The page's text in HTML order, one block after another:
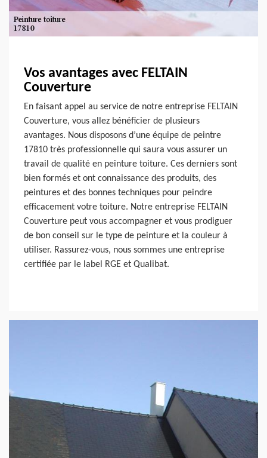
Vos avantages avec FELTAIN
Couverture
En faisant appel au service de notre entreprise FELTAIN
Couverture, vous allez bénéficier de plusieurs
avantages. Nous disposons d’une équipe de peintre
17810 très professionnelle qui saura vous assurer un
travail de qualité en peinture toiture. Ces derniers sont
bien formés et ont connaissance des produits, des
peintures et des bonnes techniques pour peindre
efficacement votre toiture. Notre entreprise FELTAIN
Couverture peut vous accompagner et vous prodiguer
de bon conseil sur le type de peinture et la couleur à
utiliser. Rassurez-vous, nous sommes une entreprise
certifiée par le label RGE et Qualibat.